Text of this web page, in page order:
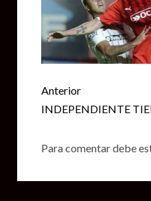
Seguir
leyendo
Anterior
INDEPENDIENTE
Para comentar debe